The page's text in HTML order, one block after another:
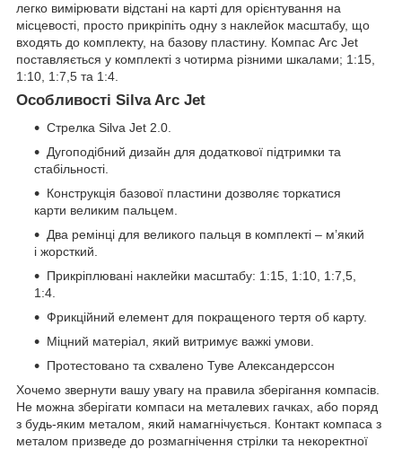
легко вимірювати відстані на карті для орієнтування на
місцевості, просто прикріпіть одну з наклейок масштабу, що
входять до комплекту, на базову пластину. Компас Arc Jet
поставляється у комплекті з чотирма різними шкалами; 1:15,
1:10, 1:7,5 та 1:4.
Особливості Silva Arc Jet
Стрелка Silva Jet 2.0.
Дугоподібний дизайн для додаткової підтримки та
стабільності.
Конструкція базової пластини дозволяє торкатися
карти великим пальцем.
Два ремінці для великого пальця в комплекті – м’який
і жорсткий.
Прикріплювані наклейки масштабу: 1:15, 1:10, 1:7,5,
1:4.
Фрикційний елемент для покращеного тертя об карту.
Міцний матеріал, який витримує важкі умови.
Протестовано та схвалено Туве Александерссон
Хочемо звернути вашу увагу на правила зберігання компасів.
Не можна зберігати компаси на металевих гачках, або поряд
з будь-яким металом, який намагнічується. Контакт компаса з
металом призведе до розмагнічення стрілки та некоректної